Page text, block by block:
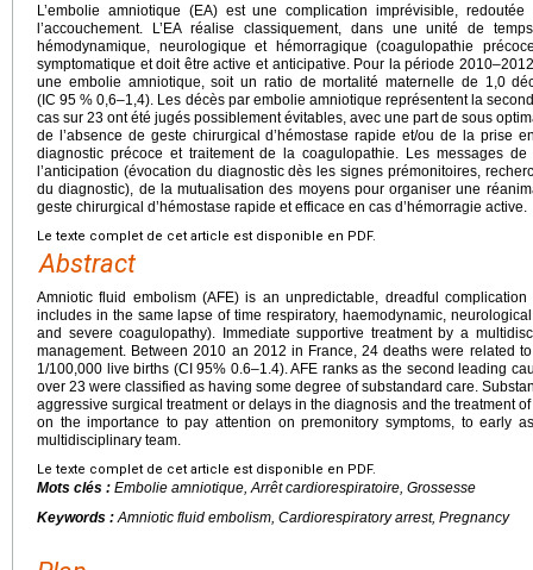
L’embolie amniotique (EA) est une complication imprévisible,
l’accouchement. L’EA réalise classiquement, dans une unité de
hémodynamique, neurologique et hémorragique (coagulopathie
symptomatique et doit être active et anticipative. Pour la période
une embolie amniotique, soit un ratio de mortalité maternelle de 1,0
(IC 95 % 0,6–1,4). Les décès par embolie amniotique représentent la
cas sur 23 ont été jugés possiblement évitables, avec une part de sous
de l’absence de geste chirurgical d’hémostase rapide et/ou de la prise
diagnostic précoce et traitement de la coagulopathie. Les messages de
l’anticipation (évocation du diagnostic dès les signes prémonitoires,
du diagnostic), de la mutualisation des moyens pour organiser une
geste chirurgical d’hémostase rapide et efficace en cas d’hémorragie active.
Le texte complet de cet article est disponible en PDF.
Abstract
Amniotic fluid embolism (AFE) is an unpredictable, dreadful
includes in the same lapse of time respiratory, haemodynamic,
and severe coagulopathy). Immediate supportive treatment by a
management. Between 2010 an 2012 in France, 24 deaths were related
1/100,000 live births (CI 95% 0.6–1.4). AFE ranks as the second leading
over 23 were classified as having some degree of substandard care.
aggressive surgical treatment or delays in the diagnosis and the treatment
on the importance to pay attention on premonitory symptoms, to early
multidisciplinary team.
Le texte complet de cet article est disponible en PDF.
Mots clés : Embolie amniotique, Arrêt cardiorespiratoire, Grossesse
Keywords : Amniotic fluid embolism, Cardiorespiratory arrest, Pregnancy